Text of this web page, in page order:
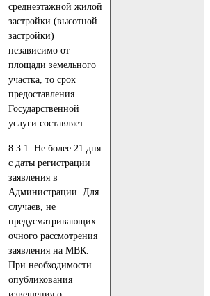
среднеэтажной жилой
застройки (высотной
застройки)
независимо от
площади земельного
участка, то срок
предоставления
Государственной
услуги составляет:
8.3.1. Не более 21 дня
с даты регистрации
заявления в
Администрации. Для
случаев, не
предусматривающих
очного рассмотрения
заявления на МВК.
При необходимости
опубликования
извещения о